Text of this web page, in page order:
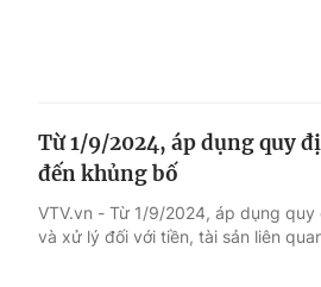
Từ 1/9/2024, áp dụng quy
đến khủng bố
VTV.vn - Từ 1/9/2024, áp dụng
và xử lý đối với tiền, tài sản liên